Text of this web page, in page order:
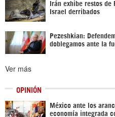
Irán exhibe restos de
Israel derribados
Pezeshkian:
doblegamos ante la
Ver más
OPINIÓN
México ante los
economía integrada